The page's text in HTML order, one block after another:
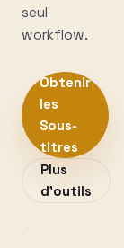
seul
workflow.
Obtenir
les
Sous-
titres
Plus
d’outils